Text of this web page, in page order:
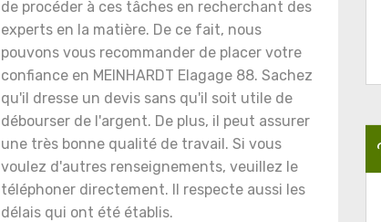
de procéder à ces tâches en recherchant des
experts en la matière. De ce fait, nous
pouvons vous recommander de placer votre
confiance en MEINHARDT Elagage 88. Sachez
qu'il dresse un devis sans qu'il soit utile de
débourser de l'argent. De plus, il peut assurer
une très bonne qualité de travail. Si vous
voulez d'autres renseignements, veuillez le
téléphoner directement. Il respecte aussi les
délais qui ont été établis.